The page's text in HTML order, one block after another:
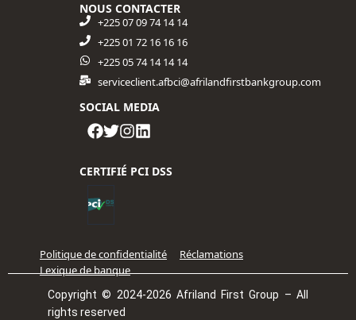
NOUS CONTACTER
+225 07 09 74 14 14
+225 01 72 16 16 16​
+225 05 74 14 14 14
serviceclient.afbci@afrilandfirstbankgroup.com
SOCIAL MEDIA
CERTIFIÉ PCI DSS
Copyright © 2024-2026 Afriland First Group – All
rights reserved
Politique de confidentialité
Réclamations
Lexique de banque